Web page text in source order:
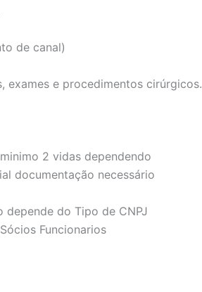
de canal)
exames e procedimentos cirúrgicos.
2 vidas dependendo
documentação necessário
depende do Tipo de CNPJ
Funcionarios